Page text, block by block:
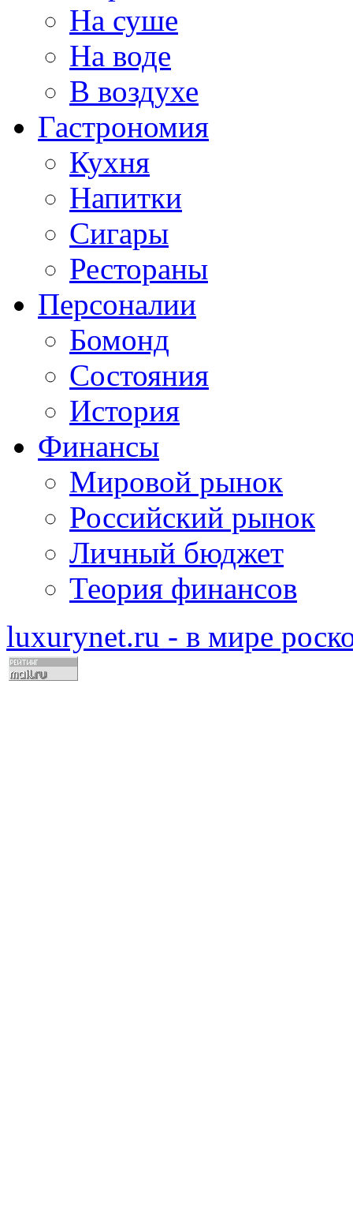
На суше
На воде
В воздухе
Гастрономия
Кухня
Напитки
Сигары
Рестораны
Персоналии
Бомонд
Состояния
История
Финансы
Мировой рынок
Российский рынок
Личный бюджет
Теория финансов
luxurynet.ru - в мире